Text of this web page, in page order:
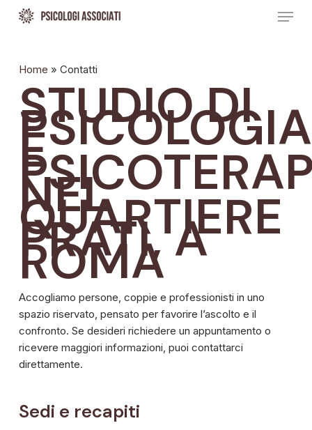
Menu
Home » Contatti
STUDIO DI
PSICOLOGIA
E
NEL
QUARTIERE
PRATI, A
ROMA
Accogliamo persone, coppie e professionisti in uno
spazio riservato, pensato per favorire l’ascolto e il
confronto. Se desideri richiedere un appuntamento o
ricevere maggiori informazioni, puoi contattarci
direttamente.
Sedi e recapiti